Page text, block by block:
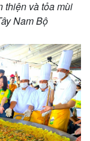
thiện và tỏa mùi
Nam Bộ